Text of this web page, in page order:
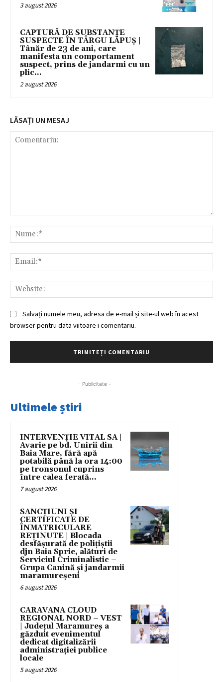
3 august 2026
CAPTURĂ DE SUBSTANȚE
SUSPECTE ÎN TÂRGU LĂPUȘ |
Tânăr de 23 de ani, care
manifesta un comportament
suspect, prins de jandarmi cu un
plic...
2 august 2026
LĂSAȚI UN MESAJ
Salvați numele meu, adresa de e-mail și site-ul web în acest
browser pentru data viitoare i comentariu.
- Publicitate -
Ultimele știri
INTERVENȚIE VITAL SA |
Avarie pe bd. Unirii din
Baia Mare, fără apă
potabilă până la ora 14:00
pe tronsonul cuprins
între calea ferată...
7 august 2026
SANCȚIUNI ȘI
CERTIFICATE DE
ÎNMATRICULARE
REȚINUTE | Blocada
desfășurată de polițiștii
djn Baia Sprie, alături de
Serviciul Criminalistic –
Grupa Canină și jandarmii
maramureșeni
6 august 2026
CARAVANA CLOUD
REGIONAL NORD – VEST
| Județul Maramureș a
găzduit evenimentul
dedicat digitalizării
administrației publice
locale
5 august 2026